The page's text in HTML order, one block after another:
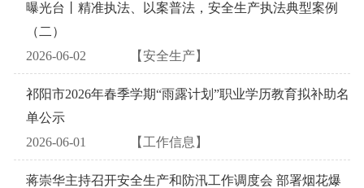
曝光台丨精准执法、以案普法，安全生产执法典型案例
（二）
2026-06-02
【安全生产】
祁阳市2026年春季学期“雨露计划”职业学历教育拟补助名
单公示
2026-06-01
【工作信息】
蒋崇华主持召开安全生产和防汛工作调度会 部署烟花爆